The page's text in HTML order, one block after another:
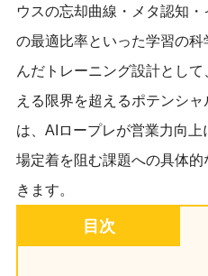
ウスの忘却曲線・メタ認知
の最適比率といった学習の
んだトレーニング設計とし
える限界を超えるポテンシ
は、AIロープレが営業力向
場定着を阻む課題への具体
きます。
目次